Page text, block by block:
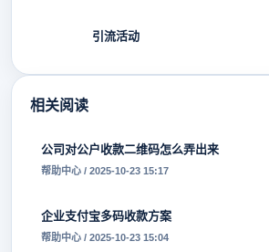
引流活动
相关阅读
公司对公户收款二维码怎么弄出来
帮助中心 / 2025-10-23 15:17
企业支付宝多码收款方案
帮助中心 / 2025-10-23 15:04